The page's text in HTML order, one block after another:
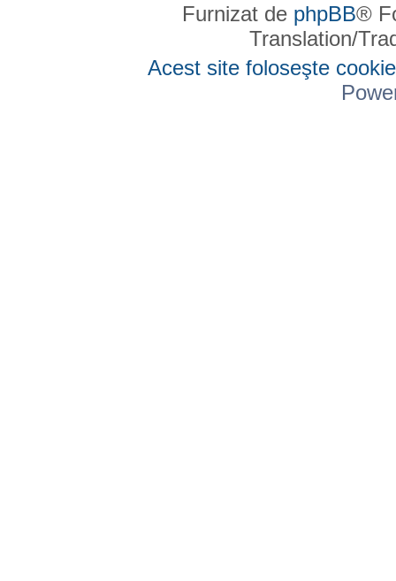
Furnizat de phpBB®
Translation/
Acest site foloseşte